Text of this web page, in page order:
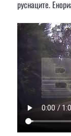
руснаците.